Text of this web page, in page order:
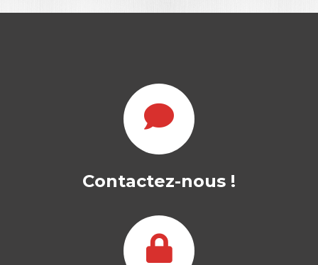
COMMERCE DE
GROS, COMMERCE
ENTREPRISES
---OUVRAGE LABELLISE FNEGE--- À la
différence du commerce BtoC, qui
donne lieu depuis…
Contactez-nous !